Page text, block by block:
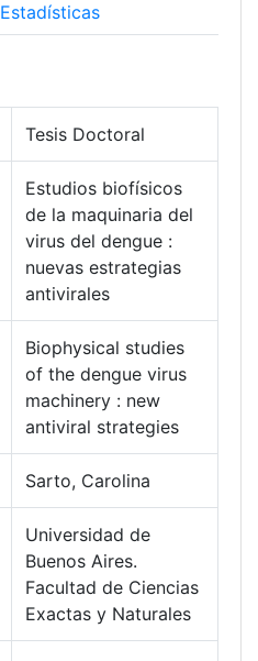
Estadísticas
Tesis Doctoral
Estudios biofísicos
de la maquinaria del
virus del dengue :
nuevas estrategias
antivirales
Biophysical studies
of the dengue virus
machinery : new
antiviral strategies
Sarto, Carolina
Universidad de
Buenos Aires.
Facultad de Ciencias
Exactas y Naturales